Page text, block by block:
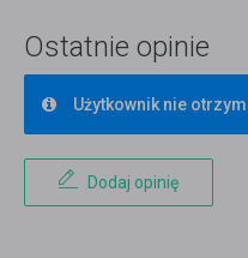
Ostatnie opinie
Użytkownik nie
Dodaj opinię